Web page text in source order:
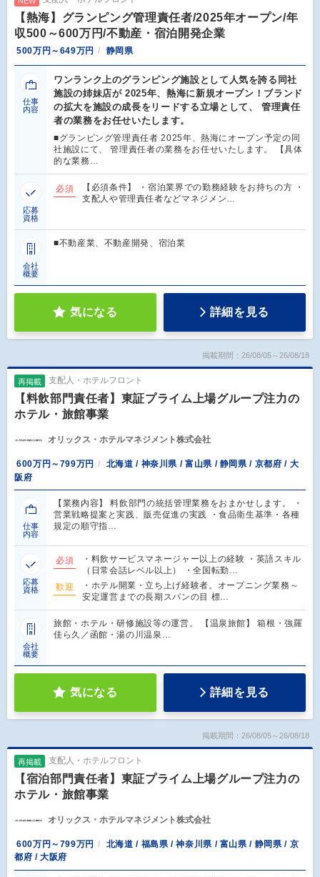
【熱海】グランピング管理責任者/2025年オープン/年
収500～600万円/不動産・宿泊開発企業
500万円～649万円 静岡県
仕事
内容
ワンランク上のグランピング施設として人気を誇る同社
施設の姉妹店が 2025年、熱海に新規オープン！ブランド
の拡大を施設の成長をリードする立場として、 管理責任
者の業務をお任せいたします。
■グランピング管理責任者 2025年、熱海にオープン予定の同
社施設にて、 管理責任者の業務をお任せいたします。 【具体
的な業務…
応募
資格
必須
【必須条件】 ・宿泊業界での勤務経験をお持ちの方 ・
支配人や管理責任者などマネジメン…
会社
概要
■不動産業、不動産開発、宿泊業
気になる 詳細を見る
掲載期間：26/08/05～26/08/18
再掲載 支配人・ホテルフロント
【料飲部門責任者】東証プライム上場グループ注力の
ホテル・旅館事業
オリックス・ホテルマネジメント株式会社
600万円～799万円
北海道 / 神奈川県 / 富山県 / 静岡県 / 京都府 / 大
阪府
仕事
内容
【業務内容】 料飲部門の統括管理業務をおまかせします。 ・
営業戦略提案と実践、販売促進の実践 ・食品衛生基準・各種
規定の順守指…
応募
資格
必須
・料飲サービスマネージャー以上の経験 ・英語スキル
（日常会話レベル以上） ・全国転勤…
歓迎
・ホテル開業・立ち上げ経験者。オープニング業務～
安定運営までの長期スパンの目 標…
会社
概要
旅館・ホテル・研修施設等の運営。 【温泉旅館】 箱根・強羅
佳ら久／函館・湯の川温泉…
気になる 詳細を見る
掲載期間：26/08/05～26/08/18
再掲載 支配人・ホテルフロント
【宿泊部門責任者】東証プライム上場グループ注力の
ホテル・旅館事業
オリックス・ホテルマネジメント株式会社
600万円～799万円
北海道 / 福島県 / 神奈川県 / 富山県 / 静岡県 / 京
都府 / 大阪府